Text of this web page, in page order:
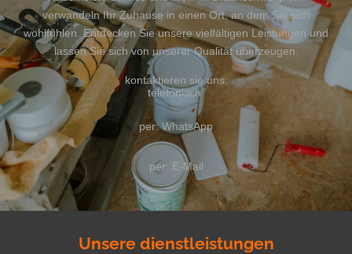
verwandeln Ihr Zuhause in einen Ort, an dem Sie sich
wohlfühlen. Entdecken Sie unsere vielfältigen Leistungen und
lassen Sie sich von unserer Qualität überzeugen.
kontaktieren sie uns:
telefonisch
per: WhatsApp
per: E-Mail
Unsere dienstleistungen